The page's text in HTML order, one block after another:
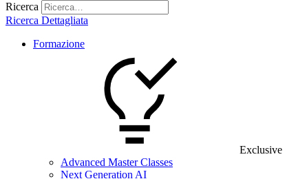
Ricerca
Ricerca Dettagliata
Formazione
Exclusive
Advanced Master Classes
Next Generation AI